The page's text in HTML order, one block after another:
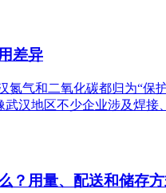
差异
氮气和二氧化碳都归为“保
武汉地区不少企业涉及焊接
？用量、配送和储存